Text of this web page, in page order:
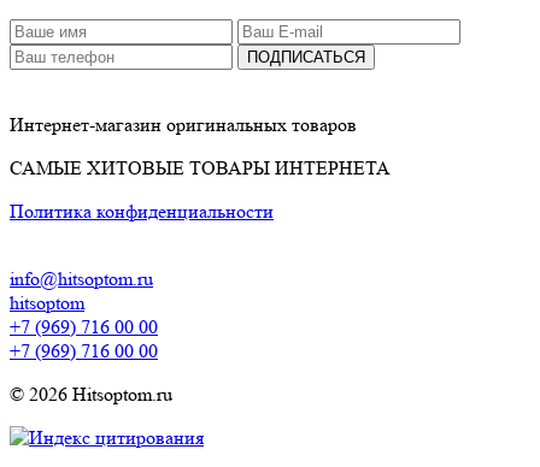
ПОДПИСАТЬСЯ
Интернет-магазин оригинальных товаров
САМЫЕ ХИТОВЫЕ ТОВАРЫ ИНТЕРНЕТА
Политика конфиденциальности
info@hitsoptom.ru
hitsoptom
+7 (969) 716 00 00
+7 (969) 716 00 00
© 2026 Hitsoptom.ru